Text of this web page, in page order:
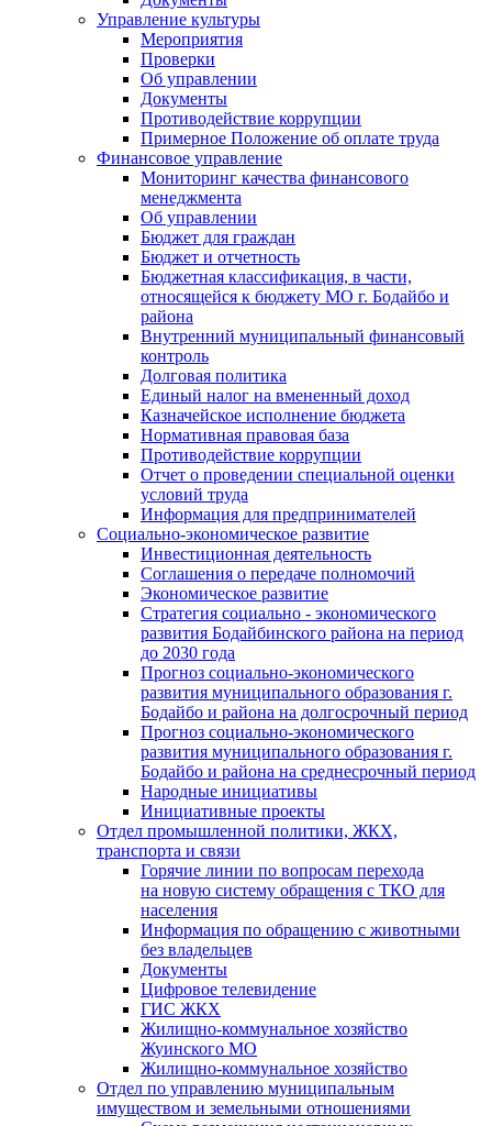
Управление культуры
Мероприятия
Проверки
Об управлении
Документы
Противодействие коррупции
Примерное Положение об оплате труда
Финансовое управление
Мониторинг качества финансового
менеджмента
Об управлении
Бюджет для граждан
Бюджет и отчетность
Бюджетная классификация, в части,
относящейся к бюджету МО г. Бодайбо и
района
Внутренний муниципальный финансовый
контроль
Долговая политика
Единый налог на вмененный доход
Казначейское исполнение бюджета
Нормативная правовая база
Противодействие коррупции
Отчет о проведении специальной оценки
условий труда
Информация для предпринимателей
Социально-экономическое развитие
Инвестиционная деятельность
Соглашения о передаче полномочий
Экономическое развитие
Стратегия социально - экономического
развития Бодайбинского района на период
до 2030 года
Прогноз социально-экономического
развития муниципального образования г.
Бодайбо и района на долгосрочный период
Прогноз социально-экономического
развития муниципального образования г.
Бодайбо и района на среднесрочный период
Народные инициативы
Инициативные проекты
Отдел промышленной политики, ЖКХ,
транспорта и связи
Горячие линии по вопросам перехода
на новую систему обращения с ТКО для
населения
Информация по обращению с животными
без владельцев
Документы
Цифровое телевидение
ГИС ЖКХ
Жилищно-коммунальное хозяйство
Жуинского МО
Жилищно-коммунальное хозяйство
Отдел по управлению муниципальным
имуществом и земельными отношениями